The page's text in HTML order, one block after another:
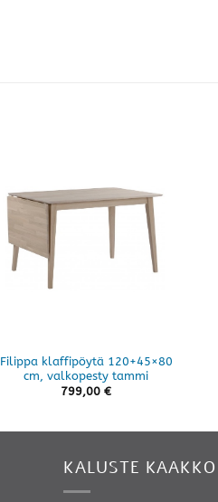
Filippa klaffipöytä 120+45×80
cm, valkopesty tammi
799,00 €
KALUSTE KAAKKO